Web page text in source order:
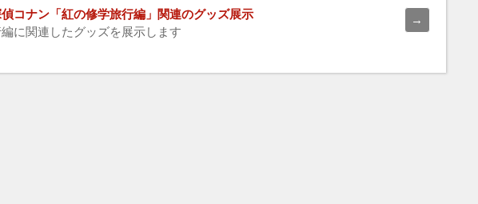
偵コナン「紅の修学旅行編」関連のグッズ展示
に関連したグッズを展示します